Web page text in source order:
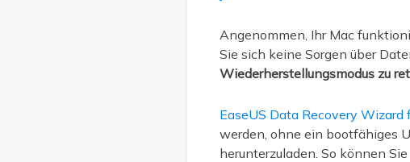
Angenommen, Ihr Mac
Sie sich keine Sorgen über
Wiederherstellungsmodus zu
EaseUS Data Recovery Wizard
werden, ohne ein bootfähiges
herunterzuladen. So können Sie